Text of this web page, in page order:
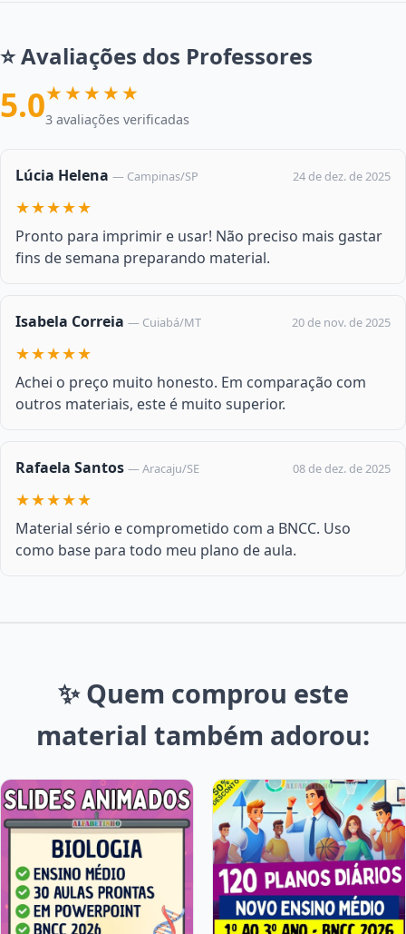
⭐ Avaliações dos Professores
5.0★★★★★
3 avaliações verificadas
Lúcia Helena — Campinas/SP 24 de dez. de 2025
★★★★★
Pronto para imprimir e usar! Não preciso mais gastar
fins de semana preparando material.
Isabela Correia — Cuiabá/MT 20 de nov. de 2025
★★★★★
Achei o preço muito honesto. Em comparação com
outros materiais, este é muito superior.
Rafaela Santos — Aracaju/SE 08 de dez. de 2025
★★★★★
Material sério e comprometido com a BNCC. Uso
como base para todo meu plano de aula.
✨ Quem comprou este
material também adorou: